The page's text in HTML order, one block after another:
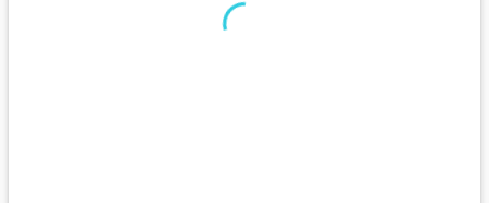
expérience naturelle avec ses ponts suspendus dans une
forêt verdoyante. À environ 2 heures de route, Whistler est